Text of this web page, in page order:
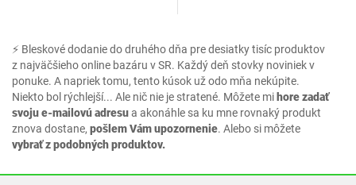
⚡ Bleskové dodanie do druhého dňa pre desiatky tisíc produktov
z najväčšieho online bazáru v SR. Každý deň stovky noviniek v
ponuke. A napriek tomu, tento kúsok už odo mňa nekúpite.
Niekto bol rýchlejší... Ale nič nie je stratené. Môžete mihore zadať
svoju e-mailovú adresua akonáhle sa ku mne rovnaký produkt
znova dostane, pošlem Vám upozornenie. Alebo si môžete
vybrať z podobných produktov.